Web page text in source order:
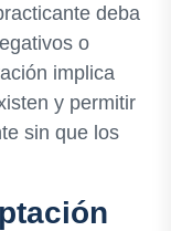
deba
o
implica
y permitir
sin que los